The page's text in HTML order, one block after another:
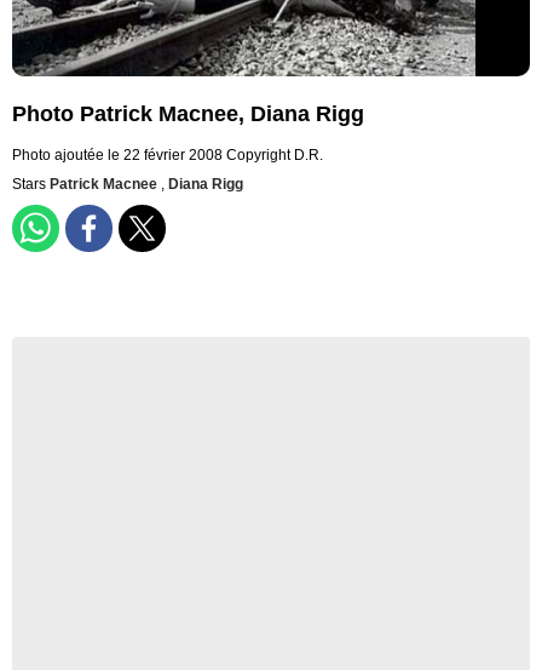
Photo Patrick Macnee, Diana Rigg
Photo ajoutée le 22 février 2008 Copyright D.R.
Stars Patrick Macnee , Diana Rigg